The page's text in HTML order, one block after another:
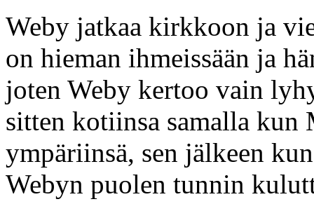
Weby jatkaa kirkkoon ja
on hieman ihmeissään ja
joten Weby kertoo vain
sitten kotiinsa samalla kun
ympäriinsä, sen jälkeen
Webyn puolen tunnin